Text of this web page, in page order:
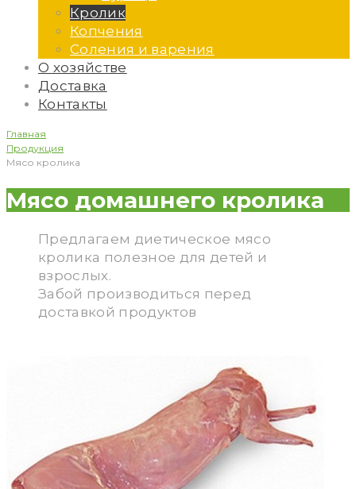
Кролик
Копчения
Соления и варения
О хозяйстве
Доставка
Контакты
Главная
Продукция
Мясо кролика
Мясо
Мясо домашнего кролика
Предлагаем диетическое мясо
кролика полезное для детей и
взрослых.
Забой производиться перед
доставкой продуктов